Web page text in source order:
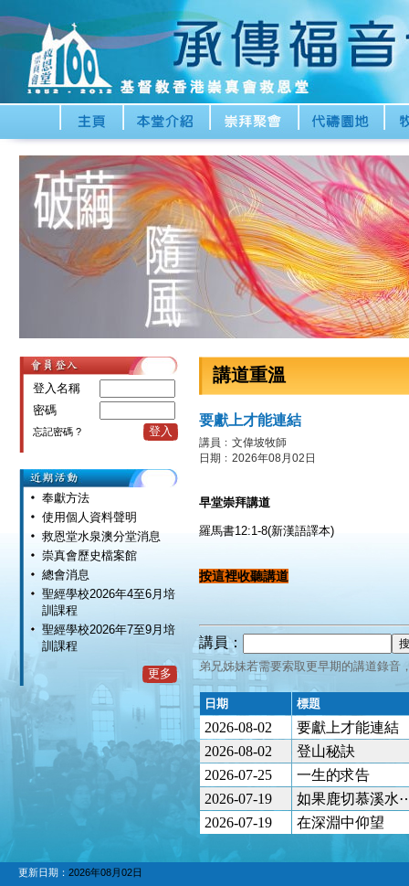
登入名稱
密碼
忘記密碼 ? 登入
奉獻方法
使用個人資料聲明
救恩堂水泉澳分堂消息
崇真會歷史檔案館
總會消息
聖經學校2026年4至6月培
訓課程
聖經學校2026年7至9月培
訓課程
更多
講道重溫
要獻上才能連結
講員﹕文偉坡牧師
日期﹕2026年08月02日
早堂崇拜講道
羅馬書12:1-8(新漢語譯本)
按這裡收聽講道
講員：
弟兄姊妹若需要索取更早期的講道錄音
日期 標題
2026-08-02
要獻上才能連結
2026-08-02
登山秘訣
2026-07-25
一生的求告
2026-07-19
如果鹿切慕溪
2026-07-19
在深淵中仰望
更新日期： 2026年08月02日